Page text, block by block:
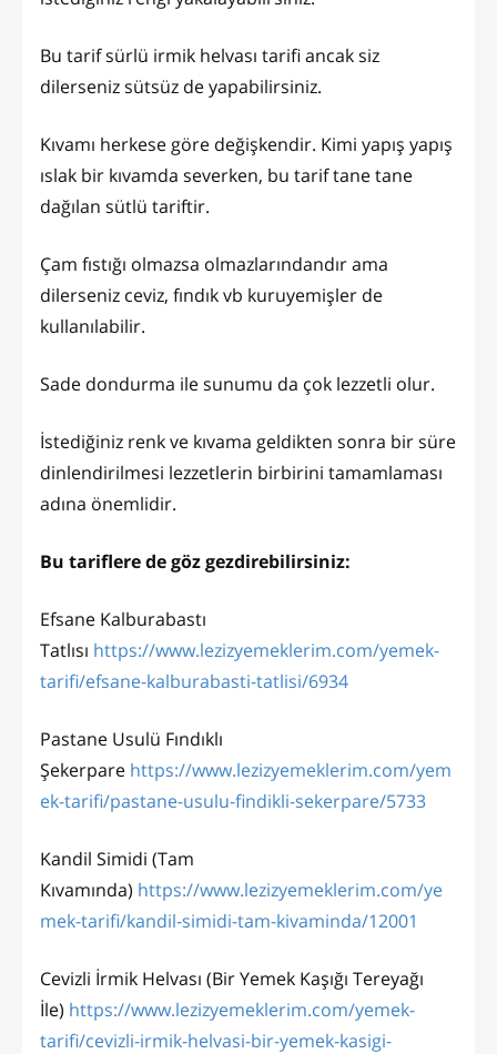
Bu tarif sürlü irmik helvası tarifi ancak siz
dilerseniz sütsüz de yapabilirsiniz.
Kıvamı herkese göre değişkendir. Kimi yapış yapış
ıslak bir kıvamda severken, bu tarif tane tane
dağılan sütlü tariftir.
Çam fıstığı olmazsa olmazlarındandır ama
dilerseniz ceviz, fındık vb kuruyemişler de
kullanılabilir.
Sade dondurma ile sunumu da çok lezzetli olur.
İstediğiniz renk ve kıvama geldikten sonra bir süre
dinlendirilmesi lezzetlerin birbirini tamamlaması
adına önemlidir.
Bu tariflere de göz gezdirebilirsiniz:
Efsane Kalburabastı
Tatlısı https://www.lezizyemeklerim.com/yemek-
tarifi/efsane-kalburabasti-tatlisi/6934
Pastane Usulü Fındıklı
Şekerpare https://www.lezizyemeklerim.com/yem
ek-tarifi/pastane-usulu-findikli-sekerpare/5733
Kandil Simidi (Tam
Kıvamında) https://www.lezizyemeklerim.com/ye
mek-tarifi/kandil-simidi-tam-kivaminda/12001
Cevizli İrmik Helvası (Bir Yemek Kaşığı Tereyağı
İle) https://www.lezizyemeklerim.com/yemek-
tarifi/cevizli-irmik-helvasi-bir-yemek-kasigi-